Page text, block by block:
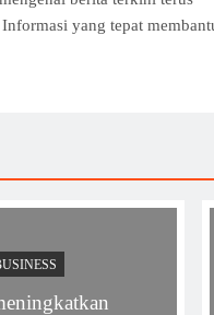
yang tepat